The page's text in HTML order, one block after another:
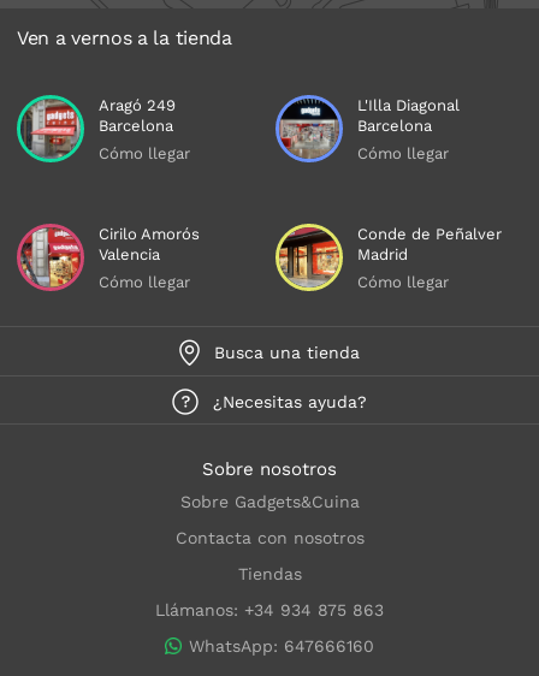
Ven a vernos a la tienda
Aragó 249
Barcelona
Cómo llegar
L'Illa Diagonal
Barcelona
Cómo llegar
Cirilo Amorós
Valencia
Cómo llegar
Conde de Peñalver
Madrid
Cómo llegar
Busca una tienda
¿Necesitas ayuda?
Sobre nosotros
Sobre Gadgets&Cuina
Contacta con nosotros
Tiendas
Llámanos: +34 934 875 863
WhatsApp: 647666160